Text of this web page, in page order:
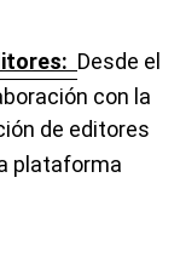
Desde el
con la
de editores
plataforma